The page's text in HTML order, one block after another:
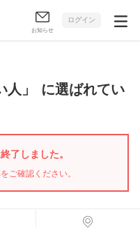
お知らせ
ログイン
人 」
に選ばれてい
了しました。
ご確認ください。